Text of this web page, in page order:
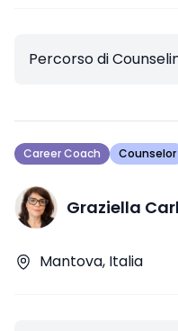
Percorso di
Career Coach Counselor
Graziella
Mantova, Italia